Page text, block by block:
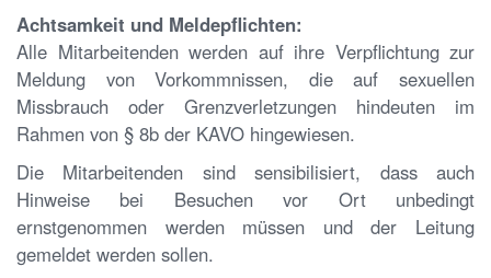
Achtsamkeit und Meldepflichten:
Alle Mitarbeitenden werden auf ihre Verpflichtung zur
Meldung von Vorkommnissen, die auf sexuellen
Missbrauch oder Grenzverletzungen hindeuten im
Rahmen von § 8b der KAVO hingewiesen.
Die Mitarbeitenden sind sensibilisiert, dass auch
Hinweise bei Besuchen vor Ort unbedingt
ernstgenommen werden müssen und der Leitung
gemeldet werden sollen.